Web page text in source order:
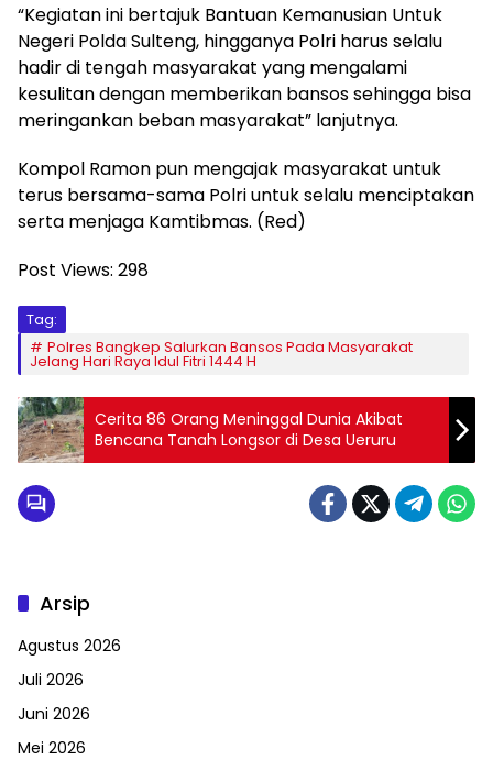
“Kegiatan ini bertajuk Bantuan Kemanusian Untuk
Negeri Polda Sulteng, hingganya Polri harus selalu
hadir di tengah masyarakat yang mengalami
kesulitan dengan memberikan bansos sehingga bisa
meringankan beban masyarakat” lanjutnya.
Kompol Ramon pun mengajak masyarakat untuk
terus bersama-sama Polri untuk selalu menciptakan
serta menjaga Kamtibmas. (Red)
Post Views: 298
Tag:
Polres Bangkep Salurkan Bansos Pada Masyarakat
Jelang Hari Raya Idul Fitri 1444 H
Cerita 86 Orang Meninggal Dunia Akibat
Bencana Tanah Longsor di Desa Ueruru
Arsip
Agustus 2026
Juli 2026
Juni 2026
Mei 2026